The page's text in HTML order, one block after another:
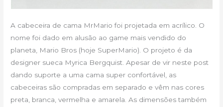
A cabeceira de cama MrMario foi projetada em acrílico. O
nome foi dado em alusão ao game mais vendido do
planeta, Mario Bros (hoje SuperMario). O projeto é da
designer sueca Myrica Bergquist. Apesar de vir neste post
dando suporte a uma cama super confortável, as
cabeceiras são compradas em separado e vêm nas cores
preta, branca, vermelha e amarela. As dimensões também